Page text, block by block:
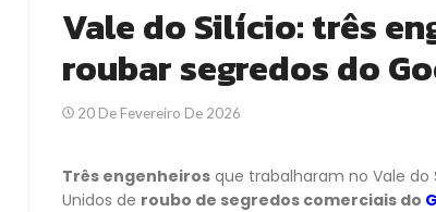
Vale do Silício: três
roubar segredos do
20 De Fevereiro De 2026
Três engenheiros que trabalharam no Vale
Unidos de roubo de segredos comerciais do